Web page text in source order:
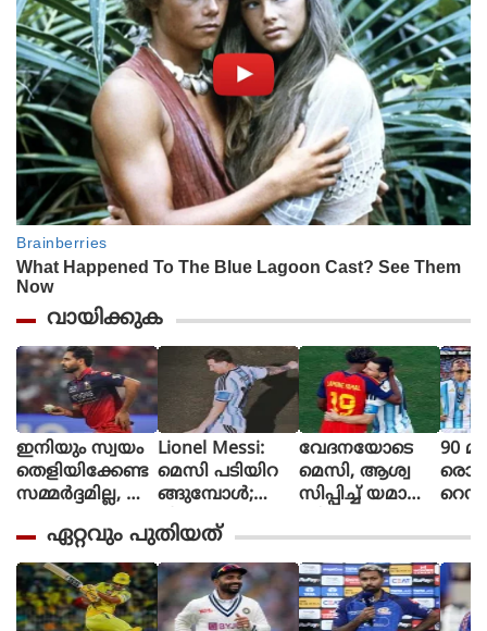
വായിക്കുക
ഇനിയും സ്വയം
തെളിയിക്കേണ്ട
സമ്മർദ്ദമില്ല, അ
ഭിച്ചാൽ സ
ന്തോഷം അത്ര
മാത്രം : ഭുവ
നേശ്വർ കുമാർ
Lionel Messi:
മെസി പടിയിറ
ങ്ങുമ്പോൾ;
വീണ്ടും
സാക്ഷിയായി
മെറ്റ്‌ലൈഫ്
വേദനയോടെ
മെസി, ആശ്വ
സിപ്പിച്ച് യമാൽ
90
രൊറ്റ
ളി
ൻ്റീന,
ഏറ്റവും പുതിയത്